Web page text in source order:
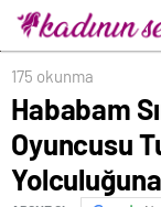
175 okunma
Hababam
Oyuncusu